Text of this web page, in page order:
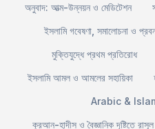
অনুবাদ: আত্ম-উন্নয়ন ও মেডিটেশন
ইসলামি গবেষণা, সমালোচনা ও
মুক্তিযুদ্ধে প্রথম প্রতিরোধ
ইসলামি আমল ও আমলের সহায়িকা
Arabic &
কুরআন-হাদীস ও বৈজ্ঞানিক দৃষ্টিতে